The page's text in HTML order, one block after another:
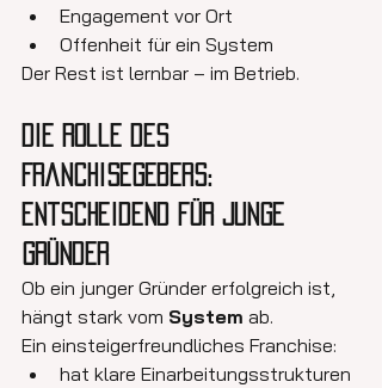
Engagement vor Ort
Offenheit für ein System
Der Rest ist lernbar – im Betrieb.
Die Rolle des
Franchisegebers:
entscheidend für junge
Gründer
Ob ein junger Gründer erfolgreich ist,
hängt stark vom System ab.
Ein einsteigerfreundliches Franchise:
hat klare Einarbeitungsstrukturen